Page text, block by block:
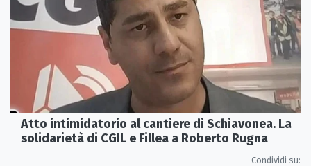
Atto intimidatorio al cantiere di Schiavonea. La
solidarietà di CGIL e Fillea a Roberto Rugna
Condividi su: